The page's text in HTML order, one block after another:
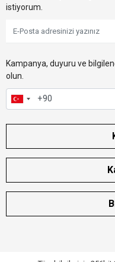
istiyorum.
Kampanya, duyuru ve
olun.